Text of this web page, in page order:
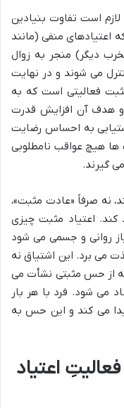
لازم است تفاوت بنیادین
اعتیادهای منفی (مانند
دیگر) منجر به زوال
می شوند و در نهایت
فعالیتی است که به
و هدف آن افزایش قدرت
به احساس رضایت
ها هیچ عواقب نامطلوبی
گیرند.
نه صرفاً «عادت مثبت»،
کند. اعتیاد مثبت چیزی
روانی و جسمی می شود
می برد. این اشتیاق نه
از حس مثبتی نشأت می
می شود. فرد با هر بار
می کند و این حس به
اعتیاد